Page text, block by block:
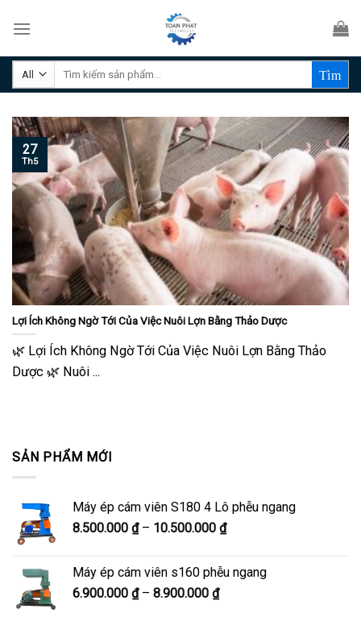
Tìm
SẢN PHẨM MỚI
Máy ép cám viên S180 4 Lô phễu ngang
8.500.000 ₫ – 10.500.000 ₫Khoảng
8.500.000 ₫
Máy ép cám viên s160 phễu ngang
6.900.000 ₫ – 8.900.000 ₫Khoảng
Lợi Ích Không Ngờ Tới Của Việc Nuôi Lợn Bằng Thảo Dược
🌿 Lợi Ích Không Ngờ Tới Của Việc Nuôi Lợn Bằng Thảo
Dược 🌿 Nuôi ...
27
Th5